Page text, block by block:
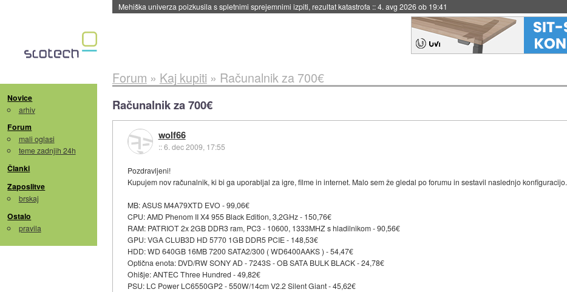
Mehiška univerza poizkusila s spletnimi sprejemnimi izpiti, rezultat katastrofa ::4. avg 2026 ob 19:41
Novice
arhiv
Forum
mali oglasi
teme zadnjih 24h
Članki
Zaposlitve
brskaj
Ostalo
pravila
Forum » Kaj kupiti » Računalnik za 700€
Računalnik za 700€
wolf66
::6. dec 2009, 17:55
Pozdravljeni!
Kupujem nov računalnik, ki bi ga uporabljal za igre, filme in internet. Malo sem že gledal po forumu in sestavil naslednjo konfiguracijo.
MB: ASUS M4A79XTD EVO - 99,06€
CPU: AMD Phenom II X4 955 Black Edition, 3,2GHz - 150,76€
RAM: PATRIOT 2x 2GB DDR3 ram, PC3 - 10600, 1333MHZ s hladilnikom - 90,56€
GPU: VGA CLUB3D HD 5770 1GB DDR5 PCIE - 148,53€
HDD: WD 640GB 16MB 7200 SATA2/300 ( WD6400AAKS ) - 54,47€
Optična enota: DVD/RW SONY AD - 7243S - OB SATA BULK BLACK - 24,78€
Ohišje: ANTEC Three Hundred - 49,82€
PSU: LC Power LC6550GP2 - 550W/14cm V2.2 Silent Giant - 45,62€